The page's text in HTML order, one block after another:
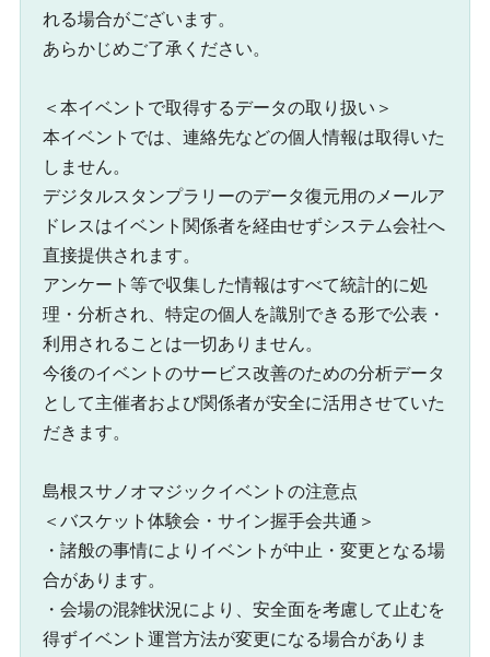
れる場合がございます。
あらかじめご了承ください。
＜本イベントで取得するデータの取り扱い＞
本イベントでは、連絡先などの個人情報は取得いた
しません。
デジタルスタンプラリーのデータ復元用のメールア
ドレスはイベント関係者を経由せずシステム会社へ
直接提供されます。
アンケート等で収集した情報はすべて統計的に処
理・分析され、特定の個人を識別できる形で公表・
利用されることは一切ありません。
今後のイベントのサービス改善のための分析データ
として主催者および関係者が安全に活用させていた
だきます。
島根スサノオマジックイベントの注意点
＜バスケット体験会・サイン握手会共通＞
・諸般の事情によりイベントが中止・変更となる場
合があります。
・会場の混雑状況により、安全面を考慮して止むを
得ずイベント運営方法が変更になる場合がありま